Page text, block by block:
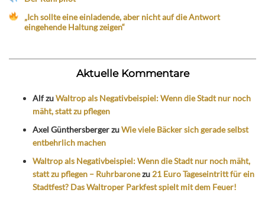
„Ich sollte eine einladende, aber nicht auf die Antwort
eingehende Haltung zeigen“
Aktuelle Kommentare
AlfzuWaltrop als Negativbeispiel: Wenn die Stadt nur noch
mäht, statt zu pflegen
Axel GünthersbergerzuWie viele Bäcker sich gerade selbst
entbehrlich machen
Waltrop als Negativbeispiel: Wenn die Stadt nur noch mäht,
statt zu pflegen – Ruhrbaronezu 21 Euro Tageseintritt für ein
Stadtfest? Das Waltroper Parkfest spielt mit dem Feuer!